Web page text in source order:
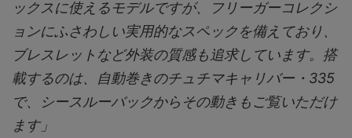
ックスに使えるモデルですが、フリーガーコレクシ
ョンにふさわしい実用的なスペックを備えており、
ブレスレットなど外装の質感も追求しています。搭
載するのは、自動巻きのチュチマキャリバー・335
で、シースルーバックからその動きもご覧いただけ
ます」